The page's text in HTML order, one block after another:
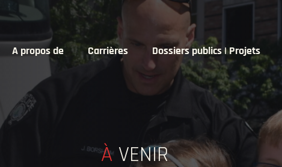
A propos de Carrières Dossiers publics | Projets
ÀVENIR